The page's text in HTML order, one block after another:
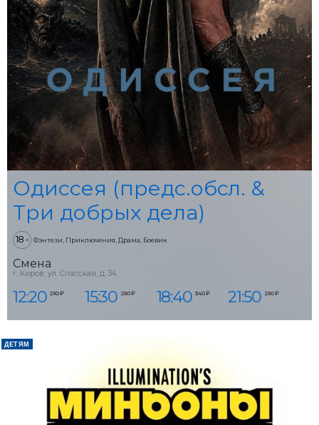
Одиссея (предс.обсл. &
Три добрых дела)
18 + Фэнтези, Приключения, Драма, Боевик
Смена
г. Киров, ул. Спасская, д. 34
12:20 290 ₽ 15:30 290 ₽ 18:40 340 ₽ 21:50 290 ₽
ДЕТЯМ